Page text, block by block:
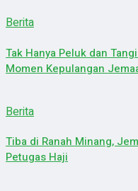
Berita
Tak Hanya Peluk dan
Momen Kepulangan
Berita
Tiba di Ranah Minang,
Petugas Haji